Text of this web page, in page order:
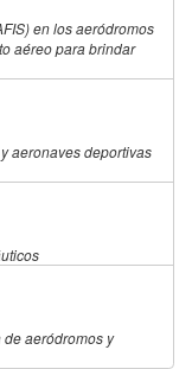
en los aeródromos
aéreo para brindar
aeronaves deportivas
aeródromos y